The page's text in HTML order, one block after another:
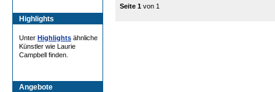
Highlights
Unter Highlights ähnliche
Künstler wie Laurie
Campbell finden.
Angebote
Seite 1 von 1